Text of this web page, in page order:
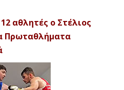
αθλητές ο Στέλιος
Πρωταθλήματα